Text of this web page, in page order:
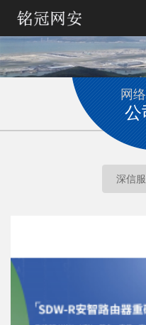
网
公
深信